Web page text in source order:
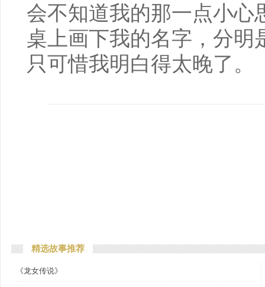
会不知道我的那一点小心
桌上画下我的名字，分明
只可惜我明白得太晚了。
精选故事推荐
《龙女传说》